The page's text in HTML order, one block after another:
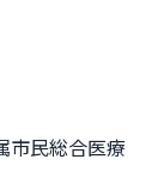
市民総合医療